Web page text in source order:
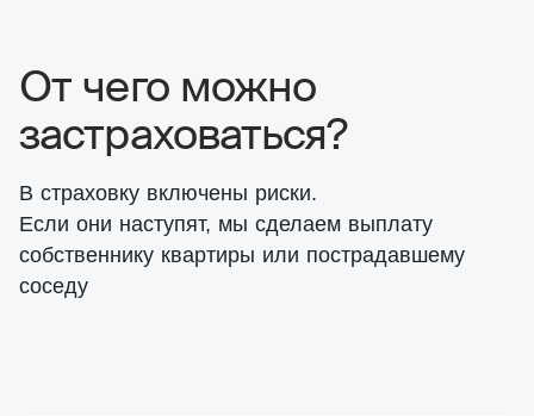
От чего можно
застраховаться?
В страховку включены риски.
Если они наступят, мы сделаем выплату
собственнику квартиры или пострадавшему
соседу